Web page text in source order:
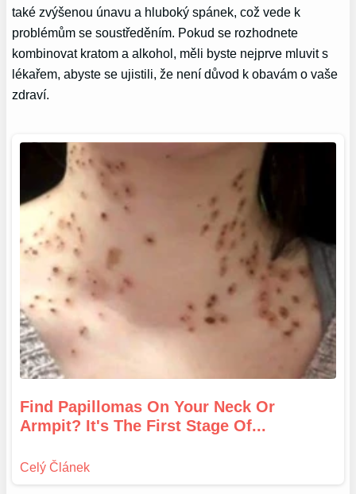
také zvýšenou únavu a hluboký spánek, což vede k
problémům se soustředěním. Pokud se rozhodnete
kombinovat kratom a alkohol, měli byste nejprve mluvit s
lékařem, abyste se ujistili, že není důvod k obavám o vaše
zdraví.
Find Papillomas On Your Neck Or
Armpit? It's The First Stage Of...